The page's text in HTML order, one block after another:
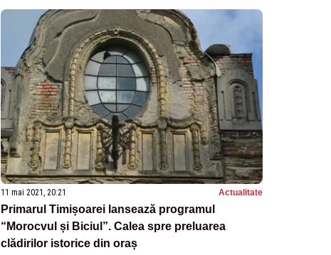
11 mai 2021, 20:21 Actualitate
Primarul Timișoarei lansează programul
“Morocvul și Biciul”. Calea spre preluarea
clădirilor istorice din oraș